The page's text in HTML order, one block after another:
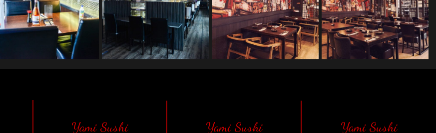
Yami Sushi Yami Sushi Yami Sushi